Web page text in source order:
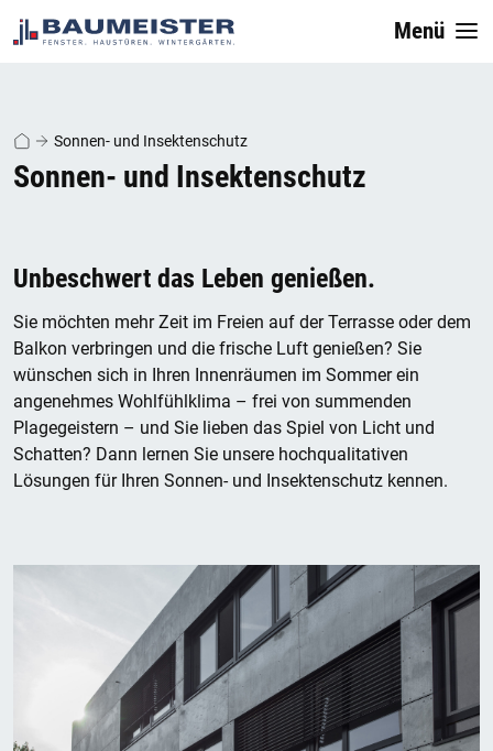
Menü
Sonnen- und Insektenschutz
Sonnen- und Insektenschutz
Unbeschwert das Leben genießen.
Sie möchten mehr Zeit im Freien auf der Terrasse oder dem
Balkon verbringen und die frische Luft genießen? Sie
wünschen sich in Ihren Innenräumen im Sommer ein
angenehmes Wohlfühlklima – frei von summenden
Plagegeistern – und Sie lieben das Spiel von Licht und
Schatten? Dann lernen Sie unsere hochqualitativen
Lösungen für Ihren Sonnen- und Insektenschutz kennen.